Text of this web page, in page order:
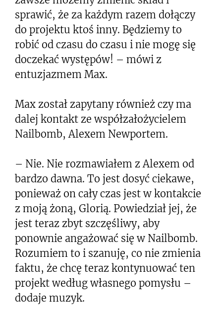
sprawić, że za każdym razem dołączy
do projektu ktoś inny. Będziemy to
robić od czasu do czasu i nie mogę się
doczekać występów! – mówi z
entuzjazmem Max.
Max został zapytany również czy ma
dalej kontakt ze współzałożycielem
Nailbomb, Alexem Newportem.
– Nie. Nie rozmawiałem z Alexem od
bardzo dawna. To jest dosyć ciekawe,
ponieważ on cały czas jest w kontakcie
z moją żoną, Glorią. Powiedział jej, że
jest teraz zbyt szczęśliwy, aby
ponownie angażować się w Nailbomb.
Rozumiem to i szanuję, co nie zmienia
faktu, że chcę teraz kontynuować ten
projekt według własnego pomysłu –
dodaje muzyk.